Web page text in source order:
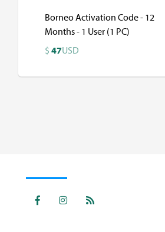
Borneo Activation Code - 12
Months - 1 User (1 PC)
$ 47USD